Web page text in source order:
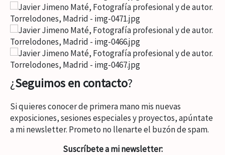
¿Seguimos en contacto?
Si quieres conocer de primera mano mis nuevas
exposiciones, sesiones especiales y proyectos, apúntate
a mi newsletter. Prometo no llenarte el buzón de spam.
Suscríbete a mi newsletter: